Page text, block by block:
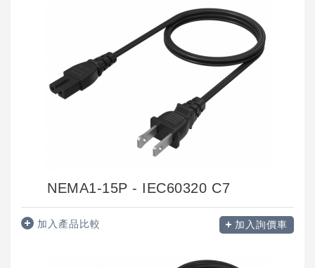
NEMA1-15P - IEC60320 C7
加入產品比較 加入詢價車